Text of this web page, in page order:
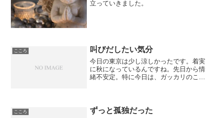
立っていきました。
こころ 叫びだしたい気分
今日の東京は少し涼しかったです。着実
に秋になっているんですね。先日から情
緒不安定。特に今日は、ガッカリのこと
分かっています。誰も助けて...
こころ ずっと孤独だった